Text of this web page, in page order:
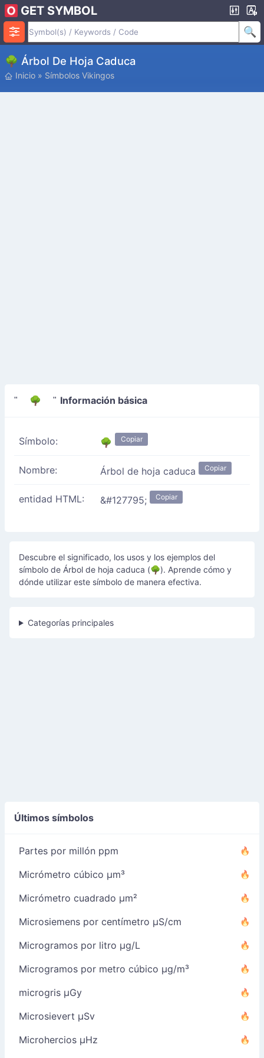
GET SYMBOL
🌳 Árbol De Hoja Caduca
Inicio » Símbolos Vikingos
" 🌳 " Información básica
Símbolo: 🌳 Copiar
Nombre: Árbol de hoja caduca Copiar
entidad HTML: &#127795; Copiar
Descubre el significado, los usos y los ejemplos del
símbolo de Árbol de hoja caduca (🌳). Aprende cómo y
dónde utilizar este símbolo de manera efectiva.
Categorías principales
Últimos símbolos
Partes por millón ppm
Micrómetro cúbico µm³
Micrómetro cuadrado µm²
Microsiemens por centímetro µS/cm
Microgramos por litro µg/L
Microgramos por metro cúbico µg/m³
microgris µGy
Microsievert µSv
Microhercios µHz